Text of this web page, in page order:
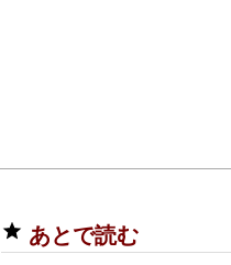
あとで読む